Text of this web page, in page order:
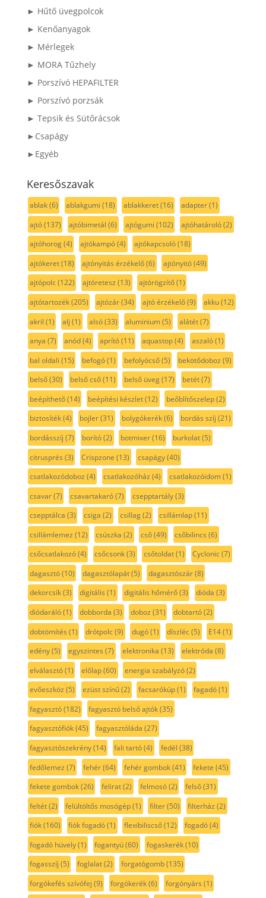
► Hűtő üvegpolcok
► Kenőanyagok
► Mérlegek
► MORA Tűzhely
► Porszívó HEPAFILTER
► Porszívó porzsák
► Tepsik és Sütőrácsok
►Csapágy
►Egyéb
Keresőszavak
ablak(6) ablakgumi (18) ablakkeret(16) adapter(1)
ajtó(137) ajtóbimetál (6) ajtógumi (102) ajtóhatároló(2)
ajtóhorog(4) ajtókampó(4) ajtókapcsoló(18)
ajtókeret(18) ajtónyitás érzékelő(6) ajtónyitó(49)
ajtópolc(122) ajtóretesz (13) ajtórögzítő(1)
ajtótartozék(205) ajtózár(34) ajtó érzékelő(9) akku(12)
akril (1) alj (1) alsó(33) aluminium(5) alátét(7)
anya (7) anód(4) aprító(11) aquastop(4) aszaló(1)
bal oldali (15) befogó(1) befolyócső(5) bekötődoboz (9)
belső(30) belső cső(11) belső üveg(17) betét(7)
beépíthető(14) beépítési készlet(12) beőblítőszelep(2)
biztosíték(4) bojler(31) bolygókerék(6) bordás szíj (21)
bordásszíj (7) borító(2) botmixer(16) burkolat(5)
citrusprés (3) Crispzone (13) csapágy(40)
csatlakozódoboz (4) csatlakozóház (4) csatlakozóidom(1)
csavar(7) csavartakaró(7) csepptartály(3)
csepptálca (3) csiga (2) csillag(2) csillámlap(11)
csillámlemez (12) csúszka (2) cső(49) csőbilincs (6)
csőcsatlakozó(4) csőcsonk(3) csőtoldat(1) Cyclonic(7)
dagasztó(10) dagasztólapát(5) dagasztószár(8)
dekorcsík(3) digitális (1) digitális hőmérő(3) dióda (3)
diódaráló(1) dobborda (3) doboz (31) dobtartó(2)
dobtömítés (1) drótpolc(9) dugó(1) díszléc(5) E14(1)
edény(5) egyszintes (7) elektronika (13) elektróda (8)
elválasztó(1) előlap(60) energia szabályzó(2)
evőeszköz (5) ezüst színű(2) facsarókúp(1) fagadó(1)
fagyasztó(182) fagyasztó belső ajtók(35)
fagyasztófiók(45) fagyasztóláda (27)
fagyasztószekrény(14) fali tartó(4) fedél (38)
fedőlemez (7) fehér(64) fehér gombok(41) fekete (45)
fekete gombok(26) felirat(2) felmosó(2) felső(31)
feltét(2) felültöltős mosógép(1) filter(50) filterház (2)
fiók(160) fiók fogadó(1) flexibiliscső(12) fogadó(4)
fogadó hüvely(1) fogantyú(60) fogaskerék(10)
fogasszíj (5) foglalat(2) forgatógomb(135)
forgókefés szívófej (9) forgókerék(6) forgónyárs (1)